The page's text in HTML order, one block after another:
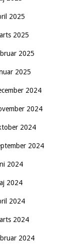
2025
2025
2025
2025
2024
2024
2024
2024
2024
2024
2024
2024
2024